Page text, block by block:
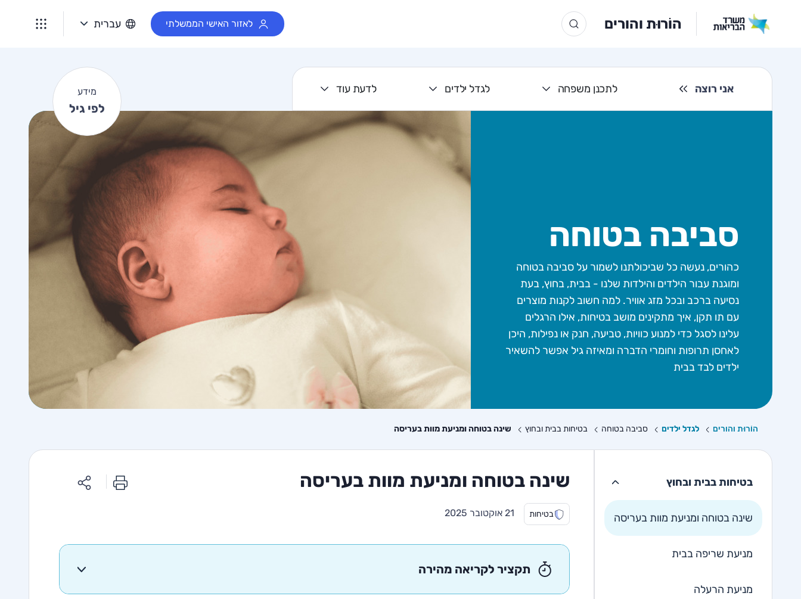
הוֹרוּת והורים לאזור האישי הממשלתי עברית
אני רוצה לתכנן משפחה לגדל ילדים לדעת עוד מידע
לפי גיל
מ
י
סביבה בטוחה
כהורים, נעשה כל שביכולתנו לשמור על סביבה בטוחה
ומוגנת עבור הילדים והילדות שלנו - בבית, בחוץ, בעת
נסיעה ברכב ובכל מזג אוויר. למה חשוב לקנות מוצרים
עם תו תקן, איך מתקינים מושב בטיחות, אילו הרגלים
עלינו לסגל כדי למנוע כוויות, טביעה, חנק או נפילות, היכן
לאחסן תרופות וחומרי הדברה ומאיזה גיל אפשר להשאיר
ילדים לבד בבית
הוֹרוּת והורים לגדל ילדים סביבה בטוחה בטיחות בבית ובחוץ שינה בטוחה ומניעת מוות בעריסה
בטיחות בבית ובחוץ
שינה בטוחה ומניעת מוות בעריסה
מניעת שריפה בבית
מניעת הרעלה
שינה בטוחה ומניעת מוות בעריסה
בטיחות 21 אוקטובר 2025
תקציר לקריאה מהירה